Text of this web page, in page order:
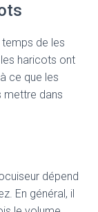
de les
haricots ont
ce que les
mettre dans
dépend
En général, il